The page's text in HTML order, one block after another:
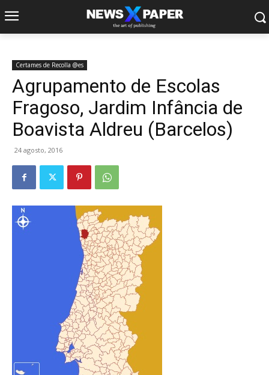
Certames de Recolla @es
Agrupamento de Escolas
Fragoso, Jardim Infância de
Boavista Aldreu (Barcelos)
24 agosto, 2016